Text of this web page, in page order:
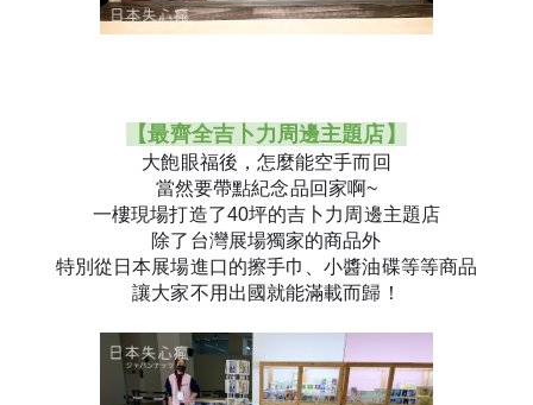
【最齊全吉卜力周邊主題店】
大飽眼福後，怎麼能空手而回
當然要帶點紀念品回家啊~
一樓現場打造了40坪的吉卜力周邊主題店
除了台灣展場獨家的商品外
特別從日本展場進口的擦手巾、小醬油碟等等商品
讓大家不用出國就能滿載而歸！